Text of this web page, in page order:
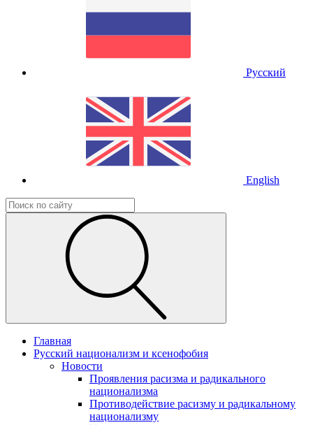
Русский
English
Главная
Русский национализм и ксенофобия
Новости
Проявления расизма и радикального
национализма
Противодействие расизму и радикальному
национализму